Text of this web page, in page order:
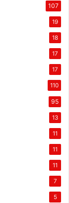
107
19
18
17
17
110
95
13
11
11
11
7
5